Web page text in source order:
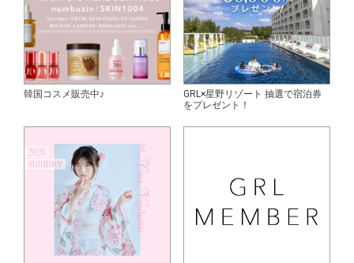
韓国コスメ販売中♪
GRL×星野リゾート 抽選で宿泊券
をプレゼント！